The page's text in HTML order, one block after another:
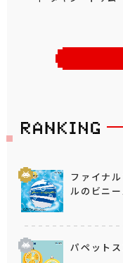
ファイナ
ルのビニ
パペット